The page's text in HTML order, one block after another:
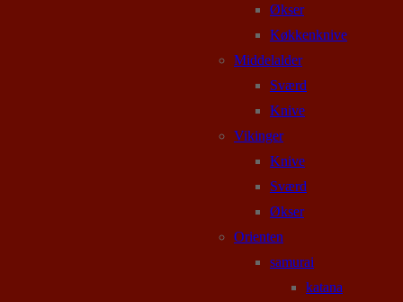
Økser
Køkkenknive
Middelalder
Sværd
Knive
Vikinger
Knive
Sværd
Økser
Orienten
samurai
katana